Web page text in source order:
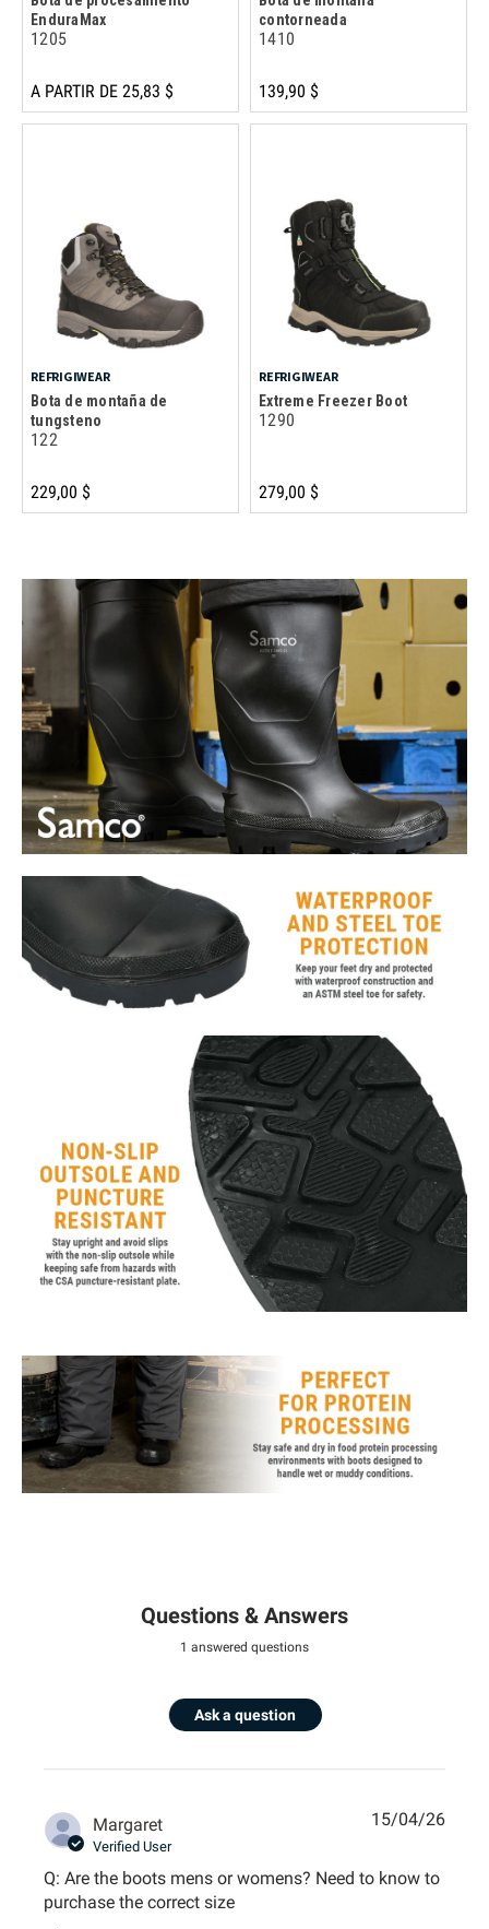
EnduraMax
1205
A PARTIR DE 25,83 $
contorneada
1410
139,90 $
REFRIGIWEAR
Bota de montaña de
tungsteno
122
229,00 $
REFRIGIWEAR
Extreme Freezer Boot
1290
279,00 $
Questions & Answers
1 answered questions
Ask a question
Margaret
Verified User
Q: Are the boots mens or womens? Need to know to
purchase the correct size
15/04/26